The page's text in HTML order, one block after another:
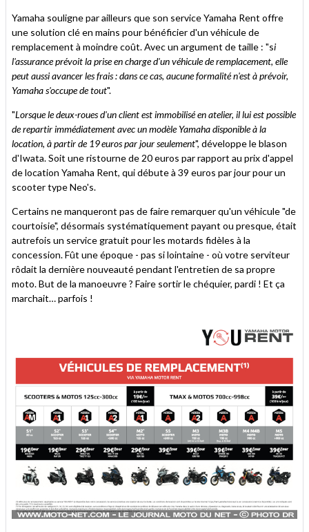
Yamaha souligne par ailleurs que son service Yamaha Rent offre
une solution clé en mains pour bénéficier d'un véhicule de
remplacement à moindre coût. Avec un argument de taille : "si
l'assurance prévoit la prise en charge d'un véhicule de remplacement, elle
peut aussi avancer les frais : dans ce cas, aucune formalité n'est à prévoir,
Yamaha s'occupe de tout".
"Lorsque le deux-roues d'un client est immobilisé en atelier, il lui est possible
de repartir immédiatement avec un modèle Yamaha disponible à la
location, à partir de 19 euros par jour seulement", développe le blason
d'Iwata. Soit une ristourne de 20 euros par rapport au prix d'appel
de location Yamaha Rent, qui débute à 39 euros par jour pour un
scooter type Neo's.
Certains ne manqueront pas de faire remarquer qu'un véhicule "de
courtoisie", désormais systématiquement payant ou presque, était
autrefois un service gratuit pour les motards fidèles à la
concession. Fût une époque - pas si lointaine - où votre serviteur
rôdait la dernière nouveauté pendant l'entretien de sa propre
moto. But de la manoeuvre ? Faire sortir le chéquier, pardi ! Et ça
marchait… parfois !